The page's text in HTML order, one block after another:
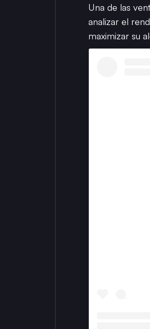
Una de las
analizar el
maximizar su